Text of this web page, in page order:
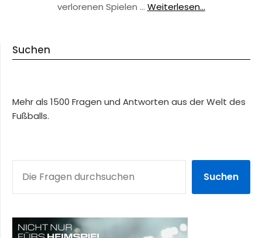
verlorenen Spielen … Weiterlesen...
Suchen
Mehr als 1500 Fragen und Antworten aus der Welt des
Fußballs.
Suchen